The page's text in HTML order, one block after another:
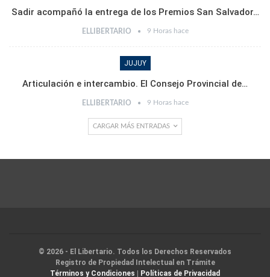
Sadir acompañó la entrega de los Premios San Salvador…
ELLIBERTARIO 9 Horas hace
JUJUY
Articulación e intercambio. El Consejo Provincial de…
ELLIBERTARIO 9 Horas hace
CARGAR MÁS ENTRADAS
© 2026 - El Libertario. Todos los Derechos Reservados
Registro de Propiedad Intelectual en Trámite
Términos y Condiciones | Políticas de Privacidad